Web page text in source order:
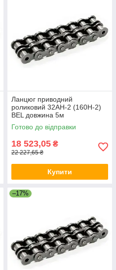
Ланцюг приводний
роликовий 32AH-2 (160Н-2)
BEL довжина 5м
Готово до відправки
18 523,05 ₴
22 227,65 ₴
Купити
–17%